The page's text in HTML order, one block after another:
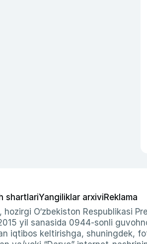
shartlariYangiliklar arxiviReklama
O‘zbekiston Respublikasi
yil sanasida 0944-sonli
iqtibos keltirishga, shuningdek,